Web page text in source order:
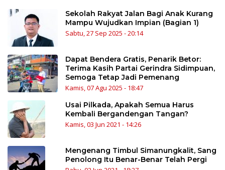
Sekolah Rakyat Jalan Bagi Anak Kurang
Mampu Wujudkan Impian (Bagian 1)
Sabtu, 27 Sep 2025 - 20:14
Dapat Bendera Gratis, Penarik Betor:
Terima Kasih Partai Gerindra Sidimpuan,
Semoga Tetap Jadi Pemenang
Kamis, 07 Agu 2025 - 18:47
Usai Pilkada, Apakah Semua Harus
Kembali Bergandengan Tangan?
Kamis, 03 Jun 2021 - 14:26
Mengenang Timbul Simanungkalit, Sang
Penolong Itu Benar-Benar Telah Pergi